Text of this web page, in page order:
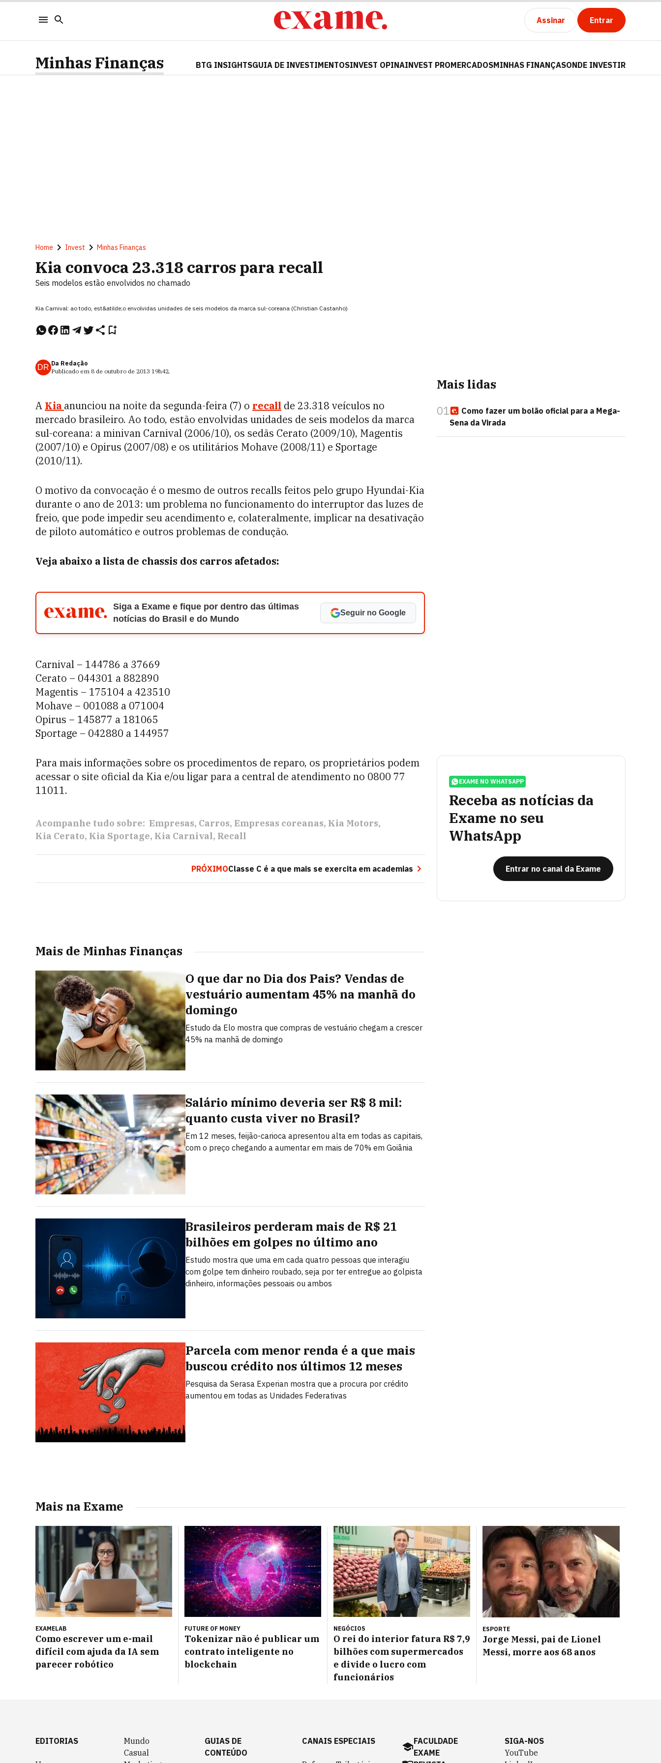
Assinar Entrar
Minhas Finanças BTG INSIGHTSGUIA DE INVESTIMENTOSINVEST OPINAINVEST PROMERCADOSMINHAS FINANÇASONDE INVESTIR
Home Invest Minhas Finanças
Kia convoca 23.318 carros para recall
Seis modelos estão envolvidos no chamado
Kia Carnival: ao todo, est&atilde;o envolvidas unidades de seis modelos da marca sul-coreana (Christian Castanho)
DR Da Redação
Publicado em 8 de outubro de 2013 19h42.
A Kia anunciou na noite da segunda-feira (7) o recall de 23.318 veículos no
mercado brasileiro. Ao todo, estão envolvidas unidades de seis modelos da marca
sul-coreana: a minivan Carnival (2006/10), os sedãs Cerato (2009/10), Magentis
(2007/10) e Opirus (2007/08) e os utilitários Mohave (2008/11) e Sportage
(2010/11).
O motivo da convocação é o mesmo de outros recalls feitos pelo grupo Hyundai-Kia
durante o ano de 2013: um problema no funcionamento do interruptor das luzes de
freio, que pode impedir seu acendimento e, colateralmente, implicar na desativação
de piloto automático e outros problemas de condução.
Veja abaixo a lista de chassis dos carros afetados:
Siga a Exame e fique por dentro das últimas
notícias do Brasil e do Mundo
Seguir no Google
Carnival – 144786 a 37669
Cerato – 044301 a 882890
Magentis – 175104 a 423510
Mohave – 001088 a 071004
Opirus – 145877 a 181065
Sportage – 042880 a 144957
Para mais informações sobre os procedimentos de reparo, os proprietários podem
acessar o site oficial da Kia e/ou ligar para a central de atendimento no 0800 77
11011.
Acompanhe tudo sobre: Empresas Carros Empresas coreanas Kia Motors
Kia Cerato Kia Sportage Kia Carnival Recall
PRÓXIMOClasse C é a que mais se exercita em academias
Mais de Minhas Finanças
O que dar no Dia dos Pais? Vendas de
vestuário aumentam 45% na manhã do
domingo
Estudo da Elo mostra que compras de vestuário chegam a crescer
45% na manhã de domingo
Salário mínimo deveria ser R$ 8 mil:
quanto custa viver no Brasil?
Em 12 meses, feijão-carioca apresentou alta em todas as capitais,
com o preço chegando a aumentar em mais de 70% em Goiânia
Brasileiros perderam mais de R$ 21
bilhões em golpes no último ano
Estudo mostra que uma em cada quatro pessoas que interagiu
com golpe tem dinheiro roubado, seja por ter entregue ao golpista
dinheiro, informações pessoais ou ambos
Parcela com menor renda é a que mais
buscou crédito nos últimos 12 meses
Pesquisa da Serasa Experian mostra que a procura por crédito
aumentou em todas as Unidades Federativas
Mais lidas
01
Como fazer um bolão oficial para a Mega-
Sena da Virada
EXAME NO WHATSAPP
Receba as notícias da
Exame no seu
WhatsApp
Entrar no canal da Exame
Mais na Exame
EXAMELAB
Como escrever um e-mail
difícil com ajuda da IA sem
parecer robótico
FUTURE OF MONEY
Tokenizar não é publicar um
contrato inteligente no
blockchain
NEGÓCIOS
O rei do interior fatura R$ 7,9
bilhões com supermercados
e divide o lucro com
funcionários
ESPORTE
Jorge Messi, pai de Lionel
Messi, morre aos 68 anos
EDITORIAS
Mundo
Casual
GUIAS DE
CONTEÚDO
CANAIS ESPECIAIS
FACULDADE
EXAME
SIGA-NOS
YouTube